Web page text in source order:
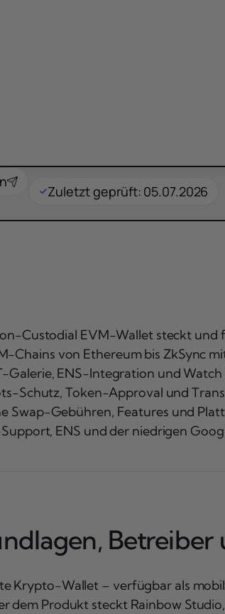
Zuletzt geprüft: 05.07.2026
Custodial EVM-Wallet steckt und
Chains von Ethereum bis ZkSync
Galerie, ENS-Integration und
Schutz, Token-Approval und
Swap-Gebühren, Features und
ENS und der niedrigen
Krypto-Wallet – verfügbar als
dem Produkt steckt Rainbow